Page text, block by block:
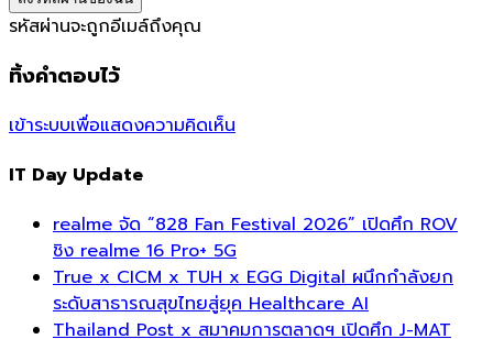
รหัสผ่านจะถูกอีเมล์ถึงคุณ
ทิ้งคำตอบไว้
เข้าระบบเพื่อแสดงความคิดเห็น
IT Day Update
realme จัด “828 Fan Festival 2026” เปิดศึก ROV
ชิง realme 16 Pro+ 5G
True x CICM x TUH x EGG Digital ผนึกกำลังยก
ระดับสาธารณสุขไทยสู่ยุค Healthcare AI
Thailand Post x สมาคมการตลาดฯ เปิดศึก J-MAT